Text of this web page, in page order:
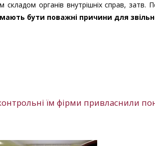
органів внутрішніх справ,
мають бути поважні причини для
їм фірми привласнили